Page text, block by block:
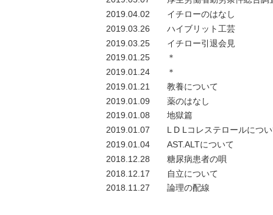
2019.04.02
イチローのはなし
2019.03.26
ハイブリット工芸
2019.03.25
イチロー引退会見
2019.01.25
＊
2019.01.24
＊
2019.01.21
教養について
2019.01.09
薬のはなし
2019.01.08
地獄篇
2019.01.07
L D Lコレステロールにつ
2019.01.04
AST.ALTについて
2018.12.28
糖尿病患者の唄
2018.12.17
自立について
2018.11.27
論理の配線